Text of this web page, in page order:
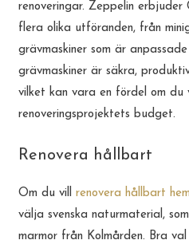
renoveringar. Zeppelin erbjuder
flera olika utföranden, från
grävmaskiner som är
grävmaskiner är säkra,
vilket kan vara en fördel om du
renoveringsprojektets budget.
Renovera hållbart
Om du villrenovera hållbart
välja svenska naturmaterial,
marmor från Kolmården. Bra